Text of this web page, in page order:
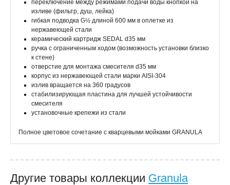
переключение между режимами подачи воды кнопкой на
изливе (фильтр, душ, лейка)
гибкая подводка G½ длиной 600 мм в оплетке из
нержавеющей стали
керамический картридж SEDAL d35 мм
ручка с ограниченным ходом (возможность установки близко
к стене)
отверстие для монтажа смесителя d35 мм
корпус из нержавеющей стали марки AISI-304
излив вращается на 360 градусов
стабилизирующая пластина для лучшей устойчивости
смесителя
установочные крепежи из стали
Полное цветовое сочетание с кварцевыми мойками GRANULA
Другие товары коллекции Granula